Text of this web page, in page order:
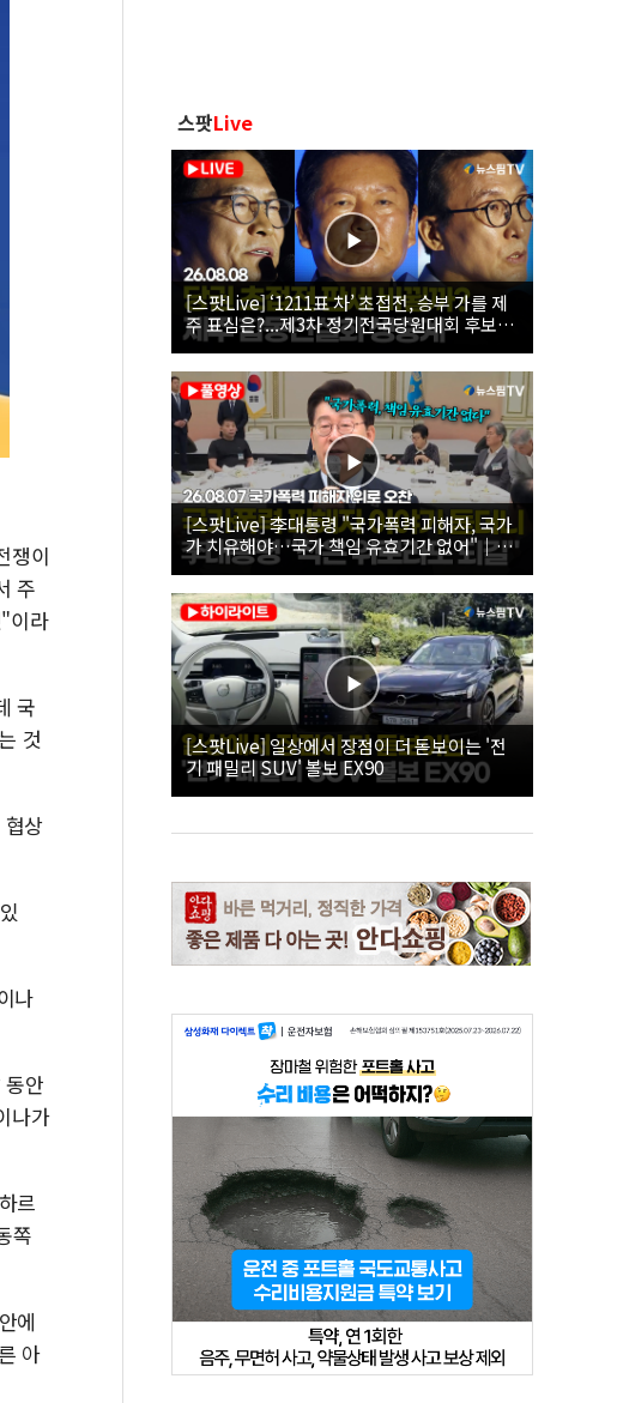
쟁이
주
이라
국
것
상
나
안
나가
르
쪽
에
아
스팟Live
[스팟Live] ‘1211표 차’ 초접전, 승부 가를 제
주 표심은?...제3차 정기전국당원대회 후보자
제주 합동연설회 생중계 | 26.08.08
[스팟Live] 李대통령 "국가폭력 피해자, 국가
가 치유해야…국가 책임 유효기간 없어"｜
26.08.07 국가폭력 피해자 위로 오찬
[스팟Live] 일상에서 장점이 더 돋보이는 '전
기 패밀리 SUV' 볼보 EX90